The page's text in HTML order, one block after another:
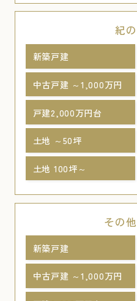
紀
新築戸建
中古戸建 ～1,000万円
戸建2,000万円台
土地 ～50坪
土地 100坪～
その
新築戸建
中古戸建 ～1,000万円